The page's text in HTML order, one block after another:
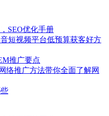
SEO优化手册
短视频平台低预算获客好方
推广要点
络推广方法带你全面了解网